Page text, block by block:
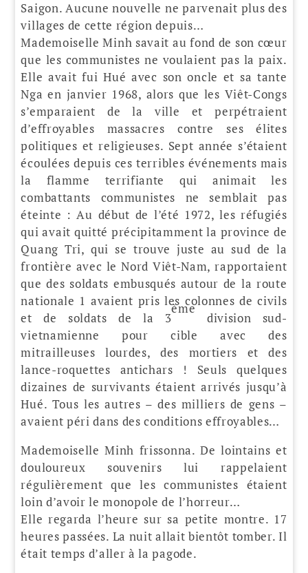
Saigon. Aucune nouvelle ne parvenait plus des
villages de cette région depuis…
Mademoiselle Minh savait au fond de son cœur
que les communistes ne voulaient pas la paix.
Elle avait fui Hué avec son oncle et sa tante
Nga en janvier 1968, alors que les Viêt-Congs
s’emparaient de la ville et perpétraient
d’effroyables massacres contre ses élites
politiques et religieuses. Sept année s’étaient
écoulées depuis ces terribles événements mais
la flamme terrifiante qui animait les
combattants communistes ne semblait pas
éteinte : Au début de l’été 1972, les réfugiés
qui avait quitté précipitamment la province de
Quang Tri, qui se trouve juste au sud de la
frontière avec le Nord Viêt-Nam, rapportaient
que des soldats embusqués autour de la route
nationale 1 avaient pris les colonnes de civils
et de soldats de la 3
ème
division sud-
vietnamienne pour cible avec des
mitrailleuses lourdes, des mortiers et des
lance-roquettes antichars ! Seuls quelques
dizaines de survivants étaient arrivés jusqu’à
Hué. Tous les autres – des milliers de gens –
avaient péri dans des conditions effroyables…
Mademoiselle Minh frissonna. De lointains et
douloureux souvenirs lui rappelaient
régulièrement que les communistes étaient
loin d’avoir le monopole de l’horreur…
Elle regarda l’heure sur sa petite montre. 17
heures passées. La nuit allait bientôt tomber. Il
était temps d’aller à la pagode.